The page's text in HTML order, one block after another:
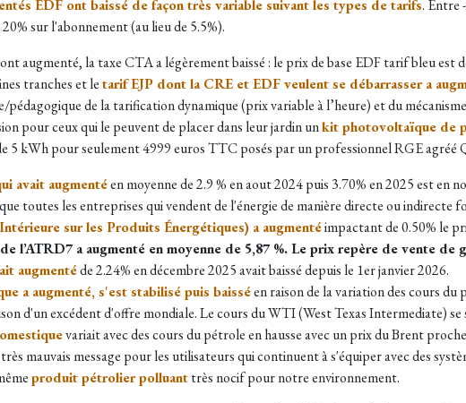
EDF ont baissé de façon très variable suivant les types de tarifs. Entre
sur l'abonnement (au lieu de 5.5%).
augmenté, la taxe CTA a légèrement baissé : le prix de base EDF tarif bleu est
tranches et letarif EJP dont la CRE et EDF veulent se débarrasser a
pédagogique de la tarification dynamique (prix variable à l’heure) et du
pour ceux qui le peuvent de placer dans leur jardin unkit photovoltaïque de
5 kWh pour seulement 4999 euros TTC posés par un professionnel RGE agréé
avait augmentéen moyenne de 2.9 % en aout 2024 puis 3.70% en 2025 est en
que toutes les entreprises qui vendent de l'énergie de manière directe ou indirecte
sur les Produits Énergétiques) a augmentéimpactant de 0.50% le
l’ATRD7 a augmenté en moyenne de 5,87 %. Le prix repère de vente de
augmentéde 2.24%en décembre 2025 avait baissé depuis le 1er janvier 2026.
a augmenté, s'est stabilisé puis baisséen raison de la variation des cours
d'un excédent d'offre mondiale. Le cours du WTI (West Texas Intermediate) se
variait avec des cours du pétrole en hausse avec un prix du Brent
mauvais message pour les utilisateurs qui continuent à s'équiper avec des
produit pétrolier polluanttrès nocif pour notre environnement.